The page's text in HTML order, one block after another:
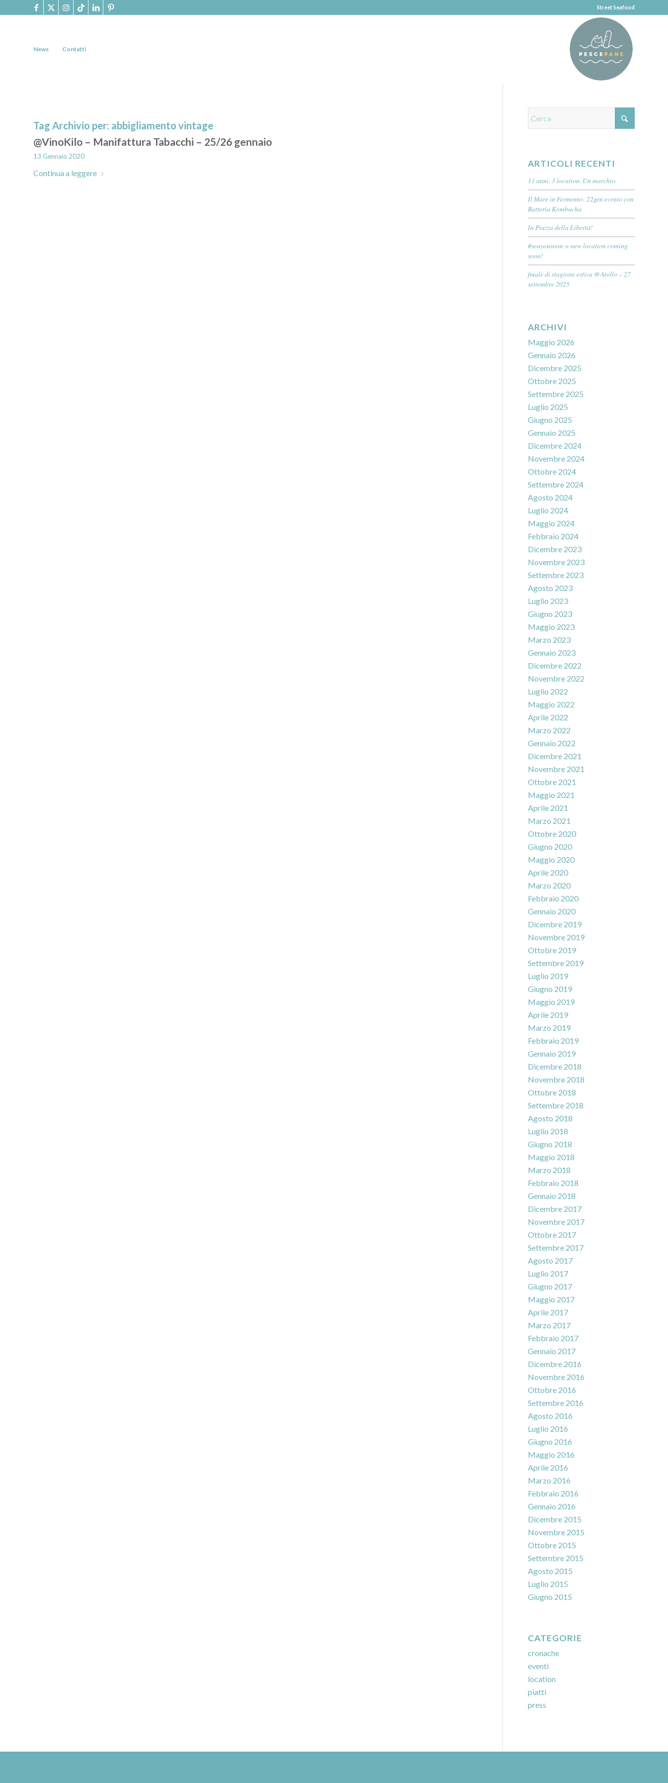
Street Seafood
News Contatti
Tag Archivio per: abbigliamento vintage
@VinoKilo – Manifattura Tabacchi – 25/26 gennaio
13 Gennaio 2020
Continua a leggere
ARTICOLI RECENTI
11 anni. 3 location. Un marchio.
Il Mare in Fermento: 22gen evento con
Batteria Kombucha
In Piazza della Libertà!
#seayousoon > new location coming
soon!
finale di stagione estiva @Atollo – 27
settembre 2025
ARCHIVI
Maggio 2026
Gennaio 2026
Dicembre 2025
Ottobre 2025
Settembre 2025
Luglio 2025
Giugno 2025
Gennaio 2025
Dicembre 2024
Novembre 2024
Ottobre 2024
Settembre 2024
Agosto 2024
Luglio 2024
Maggio 2024
Febbraio 2024
Dicembre 2023
Novembre 2023
Settembre 2023
Agosto 2023
Luglio 2023
Giugno 2023
Maggio 2023
Marzo 2023
Gennaio 2023
Dicembre 2022
Novembre 2022
Luglio 2022
Maggio 2022
Aprile 2022
Marzo 2022
Gennaio 2022
Dicembre 2021
Novembre 2021
Ottobre 2021
Maggio 2021
Aprile 2021
Marzo 2021
Ottobre 2020
Giugno 2020
Maggio 2020
Aprile 2020
Marzo 2020
Febbraio 2020
Gennaio 2020
Dicembre 2019
Novembre 2019
Ottobre 2019
Settembre 2019
Luglio 2019
Giugno 2019
Maggio 2019
Aprile 2019
Marzo 2019
Febbraio 2019
Gennaio 2019
Dicembre 2018
Novembre 2018
Ottobre 2018
Settembre 2018
Agosto 2018
Luglio 2018
Giugno 2018
Maggio 2018
Marzo 2018
Febbraio 2018
Gennaio 2018
Dicembre 2017
Novembre 2017
Ottobre 2017
Settembre 2017
Agosto 2017
Luglio 2017
Giugno 2017
Maggio 2017
Aprile 2017
Marzo 2017
Febbraio 2017
Gennaio 2017
Dicembre 2016
Novembre 2016
Ottobre 2016
Settembre 2016
Agosto 2016
Luglio 2016
Giugno 2016
Maggio 2016
Aprile 2016
Marzo 2016
Febbraio 2016
Gennaio 2016
Dicembre 2015
Novembre 2015
Ottobre 2015
Settembre 2015
Agosto 2015
Luglio 2015
Giugno 2015
CATEGORIE
cronache
eventi
location
piatti
press